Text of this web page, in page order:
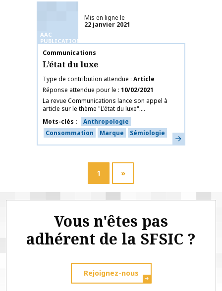
AAC
PUBLICATIONS
Mis en ligne le
22 janvier 2021
Nom de la publication
Communications
L’état du luxe
Type de contribution attendue Article
Réponse attendue pour le 10/02/2021
La revue Communications lance son appel à
article sur le thème "L'état du luxe"....
Mots-clés
Anthropologie
Consommation
Marque Sémiologie En savoir plus
1 »
Vous n'êtes pas
adhérent de la SFSIC ?
Rejoignez-nous